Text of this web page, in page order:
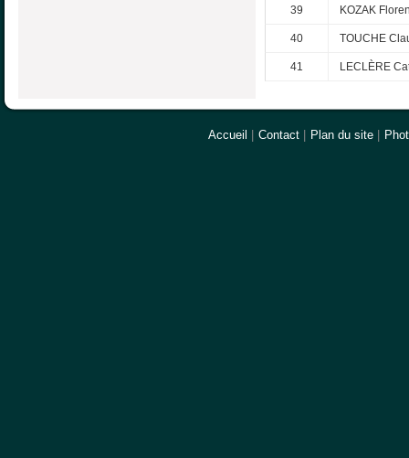
39 KOZAK
40 TOUCHE
41 LECLÈRE
Accueil Contact Plan du site